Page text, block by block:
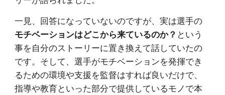
一見、回答になっていないのですが、実は選手の
モチベーションはどこから来ているのか？ という
事を自分のストーリーに置き換えて話していたの
です。そして、選手がモチベーションを発揮でき
るための環境や支援を監督はすれば良いだけで、
指導や教育といった部分で提供しているモノで本